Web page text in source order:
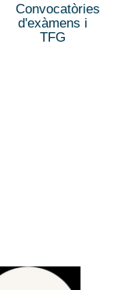
Convocatòries
d'exàmens i
TFG